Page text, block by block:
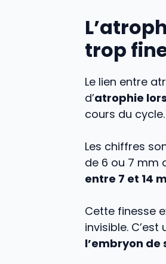
trop
Le lien entre
d’atrophie
cours du
Les chiffres
de 6 ou 7 mm
entre 7 et 14
Cette finesse
invisible.
l’embryon